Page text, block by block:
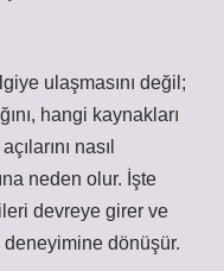
ulaşmasını değil;
hangi kaynakları
nasıl
neden olur. İşte
devreye girer ve
dönüşür.